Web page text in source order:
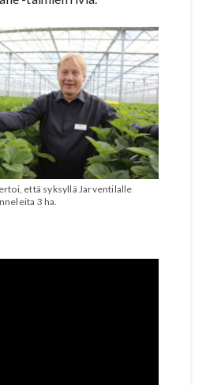
että syksyllä Jarventilalle
3 ha.